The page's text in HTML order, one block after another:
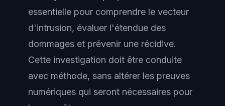
essentielle pour comprendre le vecteur
d'intrusion, évaluer l'étendue des
dommages et prévenir une récidive.
Cette investigation doit être conduite
avec méthode, sans altérer les preuves
numériques qui seront nécessaires pour